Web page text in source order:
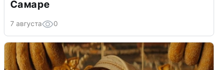
Самаре
7 августа 0